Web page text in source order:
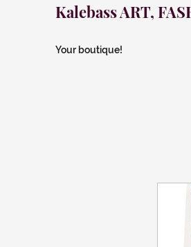
Kalebass ART,
Your boutique!